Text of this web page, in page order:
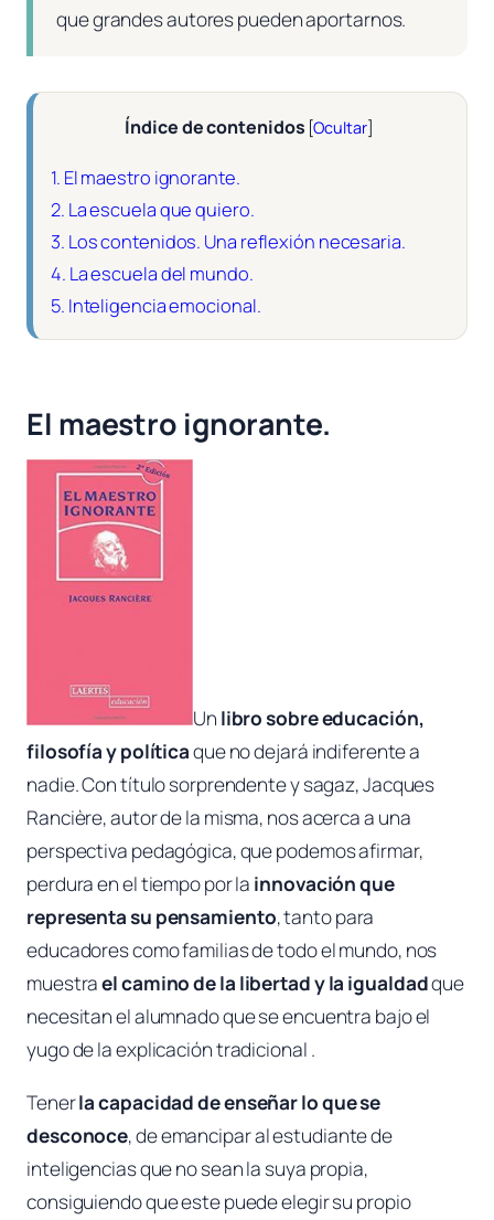
que grandes autores pueden aportarnos.
Índice de contenidos [Ocultar]
1. El maestro ignorante.
2. La escuela que quiero.
3. Los contenidos. Una reflexión necesaria.
4. La escuela del mundo.
5. Inteligencia emocional.
El maestro ignorante.
Un libro sobre educación,
filosofía y políticaque no dejará indiferente a
nadie. Con título sorprendente y sagaz, Jacques
Rancière, autor de la misma, nos acerca a una
perspectiva pedagógica, que podemos afirmar,
perdura en el tiempo por la innovación que
representa su pensamiento, tanto para
educadores como familias de todo el mundo, nos
muestrael camino de la libertad y la igualdadque
necesitan el alumnado que se encuentra bajo el
yugo de laexplicación tradicional .
Tenerla capacidad de enseñar lo que se
desconoce, de emancipar al estudiante de
inteligencias que no sean la suya propia,
consiguiendo que este puede elegir su propio